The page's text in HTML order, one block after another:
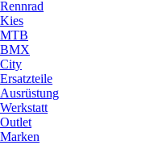
Rennrad
Kies
MTB
BMX
City
Ersatzteile
Ausrüstung
Werkstatt
Outlet
Marken